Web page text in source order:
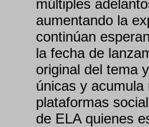
múltiples
aumentando la
continúan
la fecha de
original del tema
únicas y
plataformas
de ELA quienes